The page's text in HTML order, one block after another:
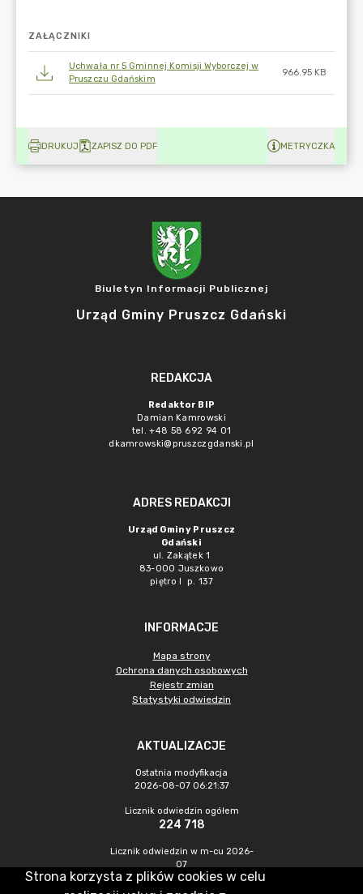
ZAŁĄCZNIKI
Uchwała nr 5 Gminnej Komisji Wyborczej w
Pruszczu Gdańskim
966.95 KB
DRUKUJ ZAPISZ DO PDF METRYCZKA
Biuletyn Informacji Publicznej
Urząd Gminy Pruszcz Gdański
REDAKCJA
Redaktor BIP
Damian Kamrowski
tel. +48 58 692 94 01
dkamrowski@pruszczgdanski.pl
ADRES REDAKCJI
Urząd Gminy Pruszcz
Gdański
ul. Zakątek 1
83-000 Juszkowo
piętro I p. 137
INFORMACJE
Mapa strony
Ochrona danych osobowych
Rejestr zmian
Statystyki odwiedzin
AKTUALIZACJE
Ostatnia modyfikacja
2026-08-07 06:21:37
Licznik odwiedzin ogółem
224 718
Licznik odwiedzin w m-cu 2026-
07
871
Strona korzysta z plików cookies w celu